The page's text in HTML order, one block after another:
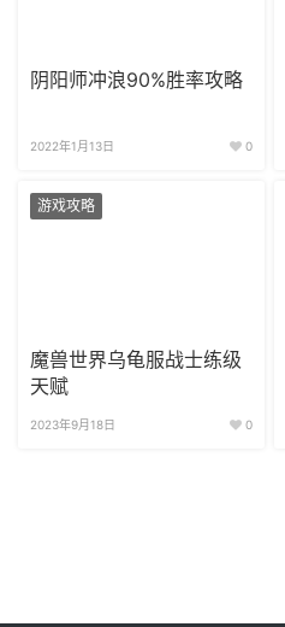
阴阳师冲浪90%胜率攻略
2022年1月13日 0
游戏攻略
魔兽世界乌龟服战士练级
天赋
2023年9月18日 0